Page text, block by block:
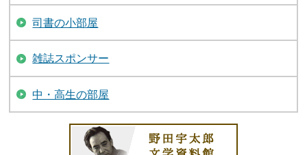
司書の小部屋
雑誌スポンサー
中・高生の部屋